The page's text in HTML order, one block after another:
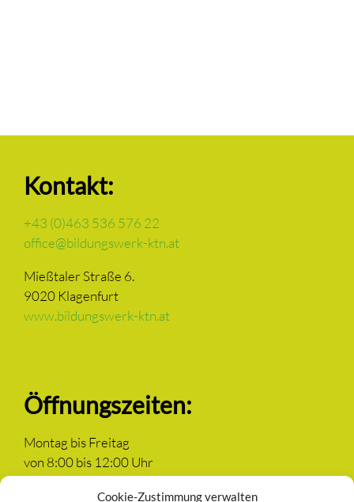
Cookie-Zustimmung verwalten
Kontakt:
+43 (0)463 536 576 22
office@bildungswerk-ktn.at
Mießtaler Straße 6.
9020 Klagenfurt
www.bildungswerk-ktn.at
Öffnungszeiten:
Montag bis Freitag
von 8:00 bis 12:00 Uhr